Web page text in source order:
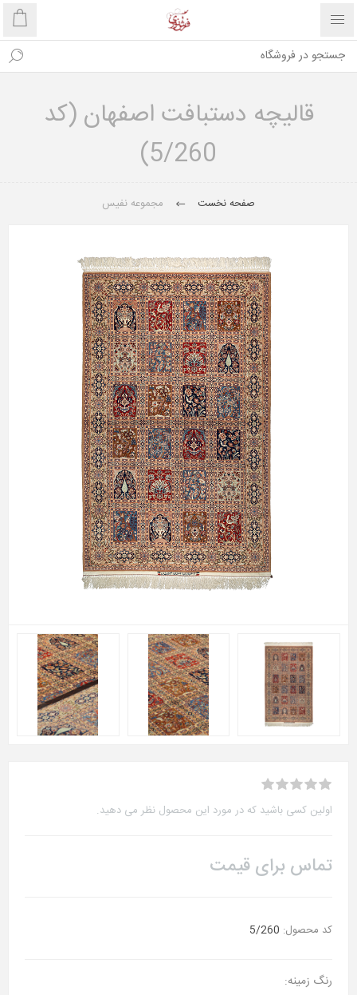
قالیچه دستبافت اصفهان (کد
5/260)
صفحه نخست مجموعه نفیس
اولین کسی باشید که در مورد این محصول نظر می دهید.
تماس برای قیمت
کد محصول: 5/260
رنگ زمینه: